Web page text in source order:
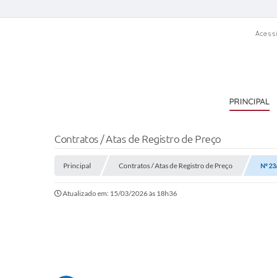
PRINCIPAL
Contratos / Atas de Registro de Preço
Principal Contratos / Atas de Registro de Preço Nº
Atualizado em: 15/03/2026 às 18h36